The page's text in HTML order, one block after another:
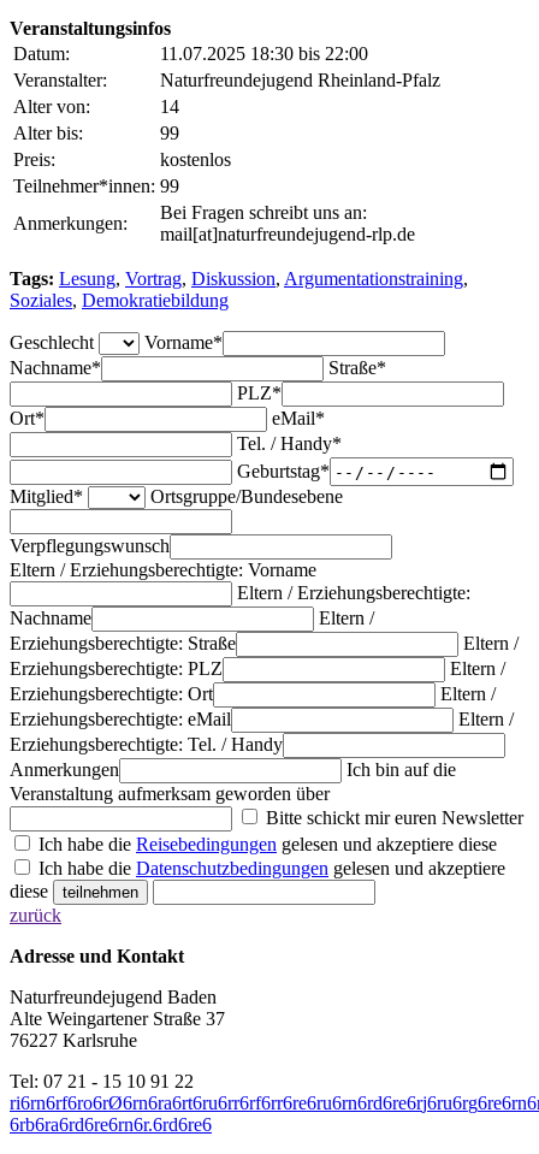
Veranstaltungsinfos
Datum:
11.07.2025 18:30 bis 22:00
Veranstalter:
Naturfreundejugend Rheinland-Pfalz
Alter von:
14
Alter bis:
99
Preis:
kostenlos
Teilnehmer*innen: 99
Anmerkungen:
Bei Fragen schreibt uns an:
mail[at]naturfreundejugend-rlp.de
Tags: Lesung, Vortrag, Diskussion, Argumentationstraining,
Soziales, Demokratiebildung
Geschlecht
Vorname*
Nachname*
Straße*
PLZ*
Ort*
eMail*
Tel. / Handy*
Geburtstag*
Mitglied*
Ortsgruppe/Bundesebene
Verpflegungswunsch
Eltern / Erziehungsberechtigte: Vorname
Eltern / Erziehungsberechtigte:
Nachname
Eltern /
Erziehungsberechtigte: Straße
Eltern /
Erziehungsberechtigte: PLZ
Eltern /
Erziehungsberechtigte: Ort
Eltern /
Erziehungsberechtigte: eMail
Eltern /
Erziehungsberechtigte: Tel. / Handy
Anmerkungen
Ich bin auf die
Veranstaltung aufmerksam geworden über
Bitte schickt mir euren Newsletter
Ich habe die Reisebedingungen gelesen und akzeptiere diese
Ich habe die Datenschutzbedingungen gelesen und akzeptiere
diese
zurück
Adresse und Kontakt
Naturfreundejugend Baden
Alte Weingartener Straße 37
76227 Karlsruhe
Tel: 07 21 - 15 10 91 22
ri6rn6rf6ro6rØ6rn6ra6rt6ru6rr6rf6rr6re6ru6rn6rd6re6rj6ru6rg6re6rn6
6rb6ra6rd6re6rn6r.6rd6re6